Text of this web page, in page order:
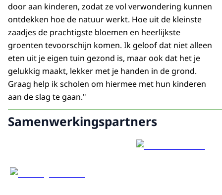
door aan kinderen, zodat ze vol verwondering kunnen
ontdekken hoe de natuur werkt. Hoe uit de kleinste
zaadjes de prachtigste bloemen en heerlijkste
groenten tevoorschijn komen. Ik geloof dat niet alleen
eten uit je eigen tuin gezond is, maar ook dat het je
gelukkig maakt, lekker met je handen in de grond.
Graag help ik scholen om hiermee met hun kinderen
aan de slag te gaan."
Samenwerkingspartners